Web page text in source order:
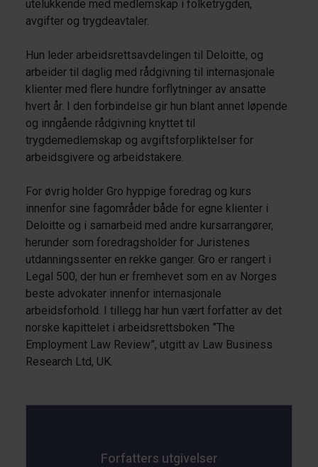
utelukkende med medlemskap i folketrygden,
avgifter og trygdeavtaler.
Hun leder arbeidsrettsavdelingen til Deloitte, og
arbeider til daglig med rådgivning til internasjonale
klienter med flere hundre forflytninger av ansatte
hvert år. I den forbindelse gir hun blant annet løpende
og inngående rådgivning knyttet til
trygdemedlemskap og avgiftsforpliktelser for
arbeidsgivere og arbeidstakere.
For øvrig holder Gro hyppige foredrag og kurs
innenfor sine fagområder både for egne klienter i
Deloitte og i samarbeid med andre kursarrangører,
herunder som foredragsholder for Juristenes
utdanningssenter en rekke ganger. Gro er rangert i
Legal 500, der hun er fremhevet som en av Norges
beste advokater innenfor internasjonale
arbeidsforhold. I tillegg har hun vært forfatter av det
norske kapittelet i arbeidsrettsboken ”The
Employment Law Review”, utgitt av Law Business
Research Ltd, UK.
Forfatters utgivelser